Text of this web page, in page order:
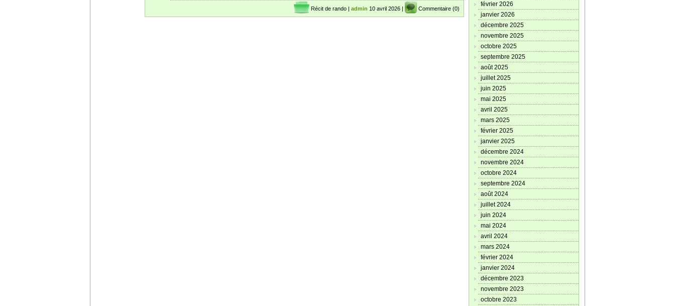
Récit de rando | admin 10 avril 2026 | Commentaire (0)
février 2026
janvier 2026
décembre 2025
novembre 2025
octobre 2025
septembre 2025
août 2025
juillet 2025
juin 2025
mai 2025
avril 2025
mars 2025
février 2025
janvier 2025
décembre 2024
novembre 2024
octobre 2024
septembre 2024
août 2024
juillet 2024
juin 2024
mai 2024
avril 2024
mars 2024
février 2024
janvier 2024
décembre 2023
novembre 2023
octobre 2023